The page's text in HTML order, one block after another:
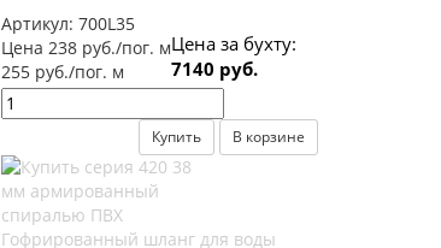
Артикул:700L35
Цена 238 руб./пог. м
255 руб./пог. м
Цена за бухту:
7140 руб.
Купить В корзине
Гофрированный шланг для воды